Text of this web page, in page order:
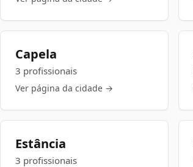
Capela
3 profissionais
Ver página da cidade →
Estância
3 profissionais